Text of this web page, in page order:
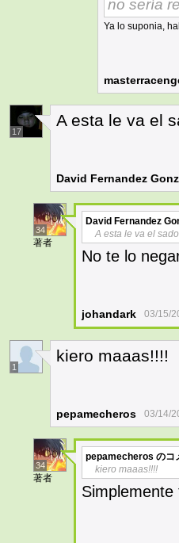
no sería
Ya lo suponia,
17
A esta le va el
David Fernandez
34
著者
David Fernandez
A esta le va el sado
No te lo
johandark 03/15/
1
kiero maaas!!!!
pepamecheros 03/14/
34
著者
pepamecheros のコ
kiero maaas!!!!